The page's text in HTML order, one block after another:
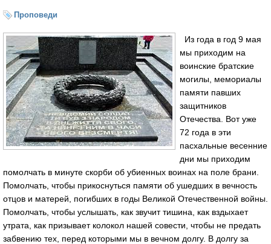
Проповеди
Из года в год 9 мая
мы приходим на
воинские братские
могилы, мемориалы
памяти павших
защитников
Отечества. Вот уже
72 года в эти
пасхальные весенние
дни мы приходим
помолчать в минуте скорби об убиенных воинах на поле брани.
Помолчать, чтобы прикоснуться памяти об ушедших в вечность
отцов и матерей, погибших в годы Великой Отечественной войны.
Помолчать, чтобы услышать, как звучит тишина, как вздыхает
утрата, как призывает колокол нашей совести, чтобы не предать
забвению тех, перед которыми мы в вечном долгу. В долгу за